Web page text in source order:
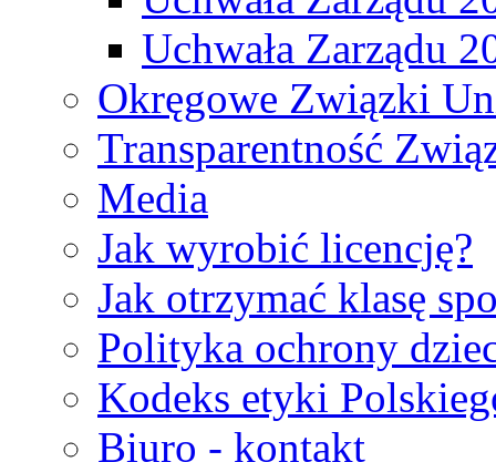
Uchwała Zarządu
Okręgowe Związki
Transparentność
Media
Jak wyrobić licencję?
Jak otrzymać klasę
Polityka ochrony
Kodeks etyki
Biuro - kontakt